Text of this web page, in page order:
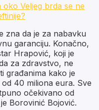
Veljeg brda se ne
zna da je za nabavku
garanciju. Konačno,
Hrapović, koji je
za zdravstvo, ne
građanima kako je
40 miliona eura. Sve
očekivano od
Borovinić Bojović.